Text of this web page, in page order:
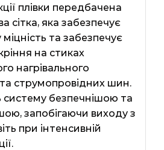
плівки передбачена
сітка, яка забезпечує
та забезпечує
на стиках
нагрівального
струмопровідних шин.
безпечнішою та
запобігаючи виходу з
при інтенсивній